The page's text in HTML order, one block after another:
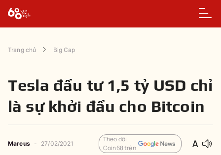
Trang chủ Big Cap
Tesla đầu tư 1,5 tỷ USD chỉ
là sự khởi đầu cho Bitcoin
Marcus - 27/02/2021
Theo dõi
Coin68 trên